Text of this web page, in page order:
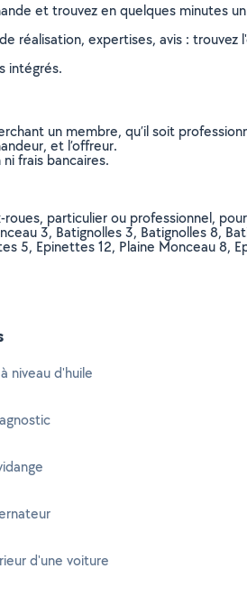
et trouvez en quelques minutes
réalisation, expertises, avis : trouvez
intégrés.
un membre, qu’il soit
et l’offreur.
frais bancaires.
particulier ou professionnel,
3, Batignolles 3, Batignolles 8,
5, Epinettes 12, Plaine Monceau 8,
niveau d'huile
d'une voiture